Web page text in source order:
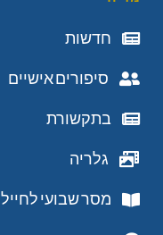
חדשות
סיפורים אישיים
בתקשורת
גלריה
מסר שבועי לחייל